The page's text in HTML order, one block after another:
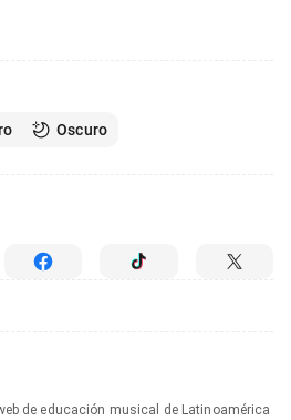
Oscuro
de educación musical de Latinoamérica